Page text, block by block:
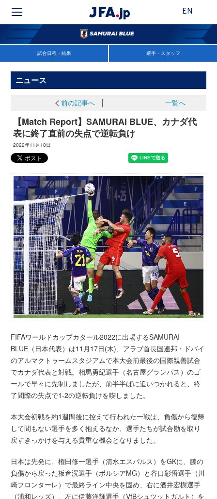
EN
試合日程・結果 選手・スタッフ
ニュース
前の記事へ│ 一覧へ
【Match Report】SAMURAI BLUE、カナダ代
表に終了直前の失点で逆転負け
2022年11月18日
FIFAワールドカップカタール2022に出場するSAMURAI
BLUE（日本代表）は11月17日(木)、アラブ首長国連邦・ドバイ
のアルマクトゥームスタジアムで本大会前最後の国際親善試合
でカナダ代表と対戦。相馬勇紀選手（名古屋グランパス）のゴ
ールで早々に先制しましたが、前半半ばに追いつかれると、終
了間際の失点で1-2の逆転負けを喫しました。
本大会初戦を約1週間後に控えて行われた一戦は、負傷から復帰
して間もない選手を多く抱えるなか、選手たちが試合勘を取り
戻すきっかけを与える貴重な機会となりました。
日本は先発に、権田修一選手（清水エスパルス）をGKに、膝の
負傷から戻った板倉滉選手（ボルシアMG）と谷口彰悟選手（川
崎フロンターレ）で最終ライン中央を固め、右に酒井宏樹選手
（浦和レッズ）、左に伊藤洋輝選手（VfBシュツットガルト）を